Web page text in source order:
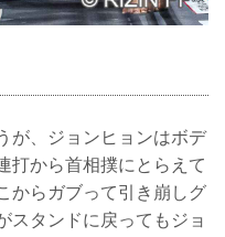
が、ジョンヒョンはボデ
打から首相撲にとらえて
からガブって引き崩しグ
スタンドに戻ってもジョ